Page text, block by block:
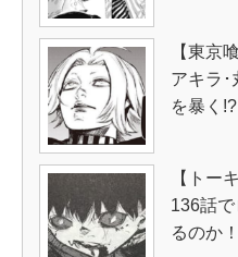
【東京
アキラ･
を暴く!?
【トー
136話
るのか